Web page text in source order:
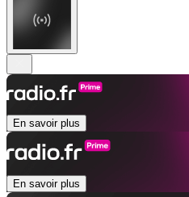
En savoir plus
En savoir plus